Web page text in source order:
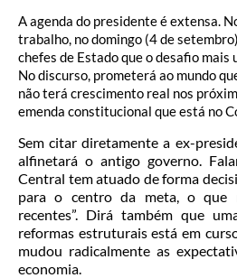
A agenda do presidente é extensa.
trabalho, no domingo (4 de
chefes de Estado que o desafio mais
No discurso, prometerá ao mundo
não terá crescimento real nos
emenda constitucional que está no
Sem citar diretamente a ex-
alfinetará o antigo governo.
Central tem atuado de forma
para o centro da meta, o que
recentes”. Dirá também que
reformas estruturais está em
mudou radicalmente as
economia.